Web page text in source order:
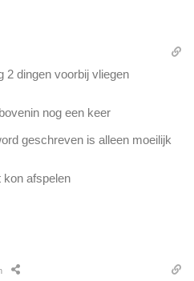
2 dingen voorbij vliegen
nog een keer
geschreven is alleen moeilijk
kon afspelen